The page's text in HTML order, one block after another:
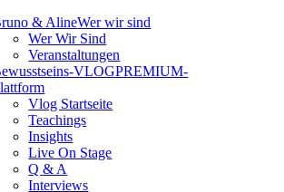
& AlineWer wir sind
Wer Wir Sind
Veranstaltungen
VLOGPREMIUM-
Vlog Startseite
Teachings
Insights
Live On Stage
Q & A
Interviews